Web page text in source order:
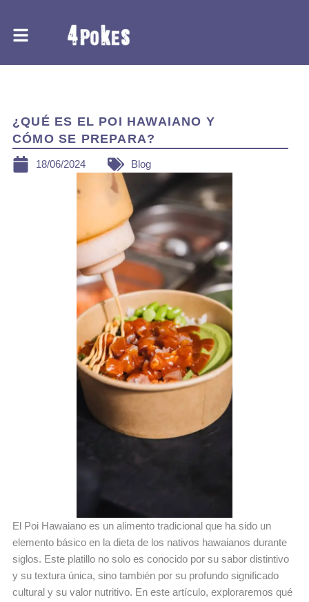
contenido
¿QUÉ ES EL POI HAWAIANO Y
CÓMO SE PREPARA?
18/06/2024 Blog
El Poi Hawaiano es un alimento tradicional que ha sido un
elemento básico en la dieta de los nativos hawaianos durante
siglos. Este platillo no solo es conocido por su sabor distintivo
y su textura única, sino también por su profundo significado
cultural y su valor nutritivo. En este artículo, exploraremos qué